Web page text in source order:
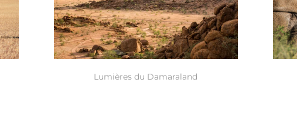
Lumières du Damaraland